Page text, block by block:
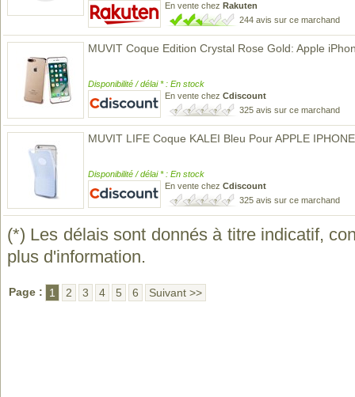
En vente chez Rakuten
244 avis sur ce marchand
MUVIT Coque Edition Crystal Rose Gold: Apple
Disponibilité / délai * : En stock
En vente chez Cdiscount
325 avis sur ce marchand
MUVIT LIFE Coque KALEI Bleu Pour APPLE
Disponibilité / délai * : En stock
En vente chez Cdiscount
325 avis sur ce marchand
(*) Les délais sont donnés à titre indicatif,
plus d'information.
Page : 1 2 3 4 5 6 Suivant >>